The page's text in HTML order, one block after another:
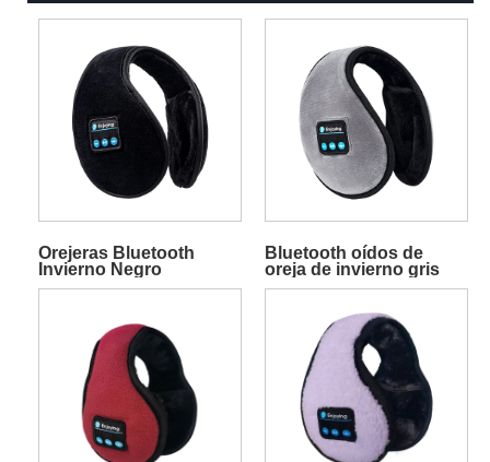
Orejeras Bluetooth
Invierno Negro
Bluetooth oídos de
oreja de invierno gris